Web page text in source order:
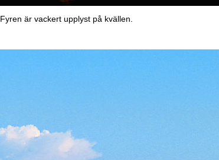
Fyren är vackert upplyst på kvällen.